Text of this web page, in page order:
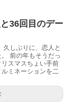
36回目のデー
久しぶりに、恋人と
前の年もそうだっ
スマスちょい手前
ミネーションを二